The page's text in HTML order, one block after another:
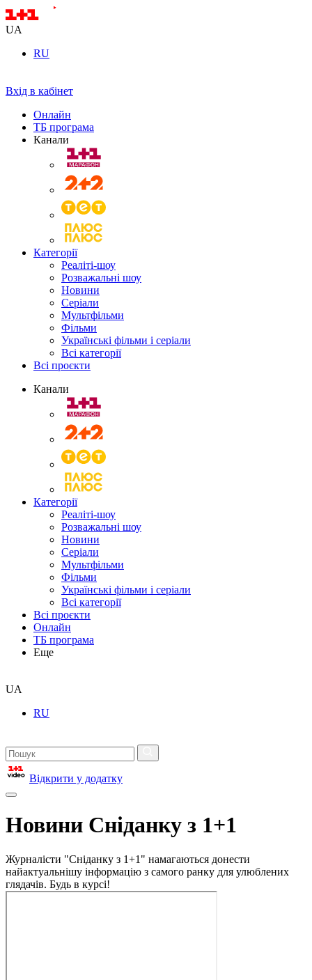
UA
RU
Вхід в кабінет
Онлайн
ТБ програма
Канали
Категорії
Реаліті-шоу
Розважальні шоу
Новини
Серіали
Мультфільми
Фільми
Українські фільми і серіали
Всі категорії
Всі проєкти
Канали
Категорії
Реаліті-шоу
Розважальні шоу
Новини
Серіали
Мультфільми
Фільми
Українські фільми і серіали
Всі категорії
Всі проєкти
Онлайн
ТБ програма
Еще
UA
RU
Відкрити у додатку
Новини Сніданку з 1+1
Журналісти "Сніданку з 1+1" намагаються донести
найактуальнішу інформацію з самого ранку для улюблених
глядачів. Будь в курсі!